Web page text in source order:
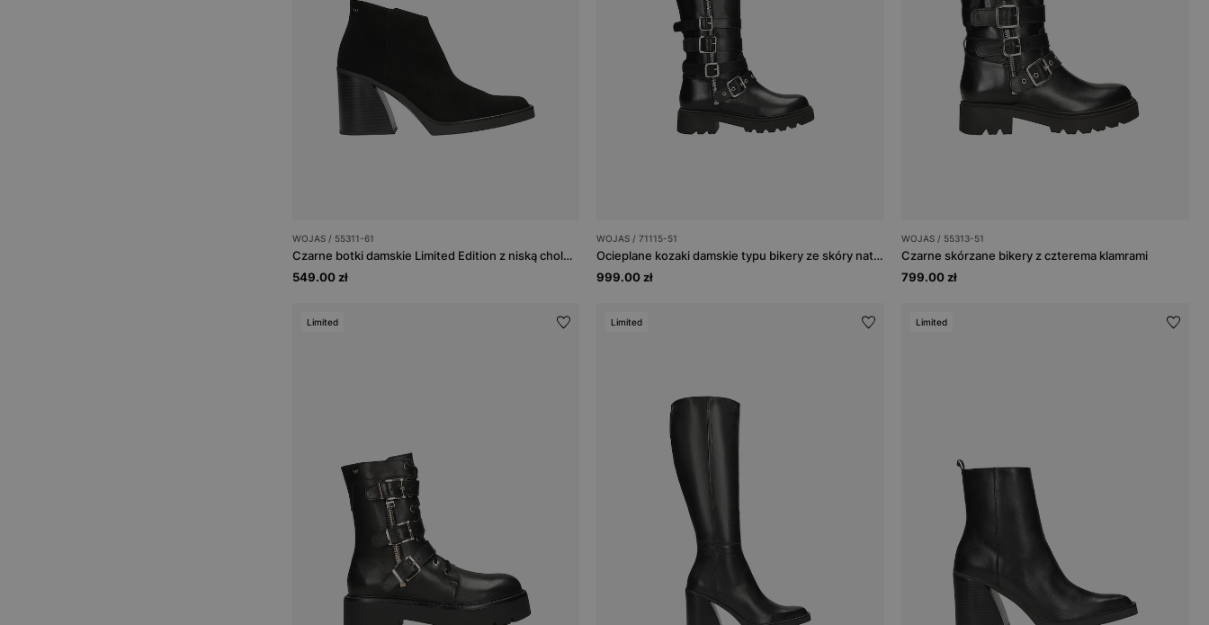
WOJAS / 55311-61
Czarne botki damskie Limited Edition z niską cholewką
549.00 zł
WOJAS / 71115-51
Ocieplane kozaki damskie typu bikery ze skóry naturalnej
999.00 zł
WOJAS / 55313-51
Czarne skórzane bikery z czterema klamrami
799.00 zł
Limited Limited Limited